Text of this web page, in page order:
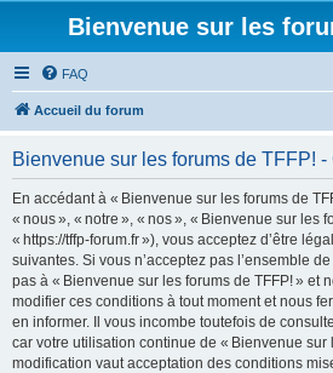
Bienvenue sur les
FAQ
Accueil du forum
Bienvenue sur les forums de TFFP!
En accédant à « Bienvenue sur les forums de
« nous », « notre », « nos », « Bienvenue sur les
« https://tffp-forum.fr »), vous acceptez d’être
suivantes. Si vous n’acceptez pas l’ensemble
pas à « Bienvenue sur les forums de TFFP! » et
modifier ces conditions à tout moment et nous
en informer. Il vous incombe toutefois de
car votre utilisation continue de « Bienvenue sur
modification vaut acceptation des conditions